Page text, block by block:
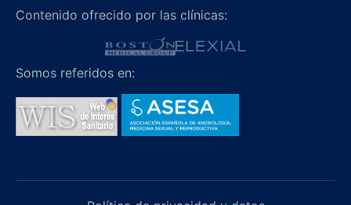
Contenido ofrecido por las clínicas:
Somos referidos en: